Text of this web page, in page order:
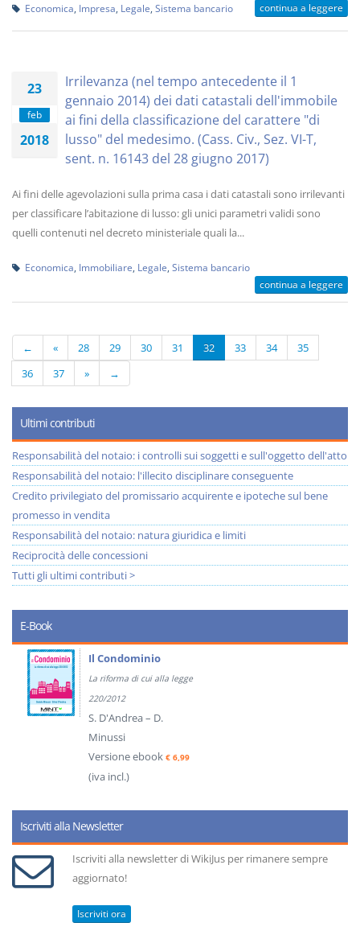
Economica Impresa Legale Sistema bancario continua a leggere
23
feb
2018
Irrilevanza (nel tempo antecedente il 1
gennaio 2014) dei dati catastali dell'immobile
ai fini della classificazione del carattere "di
lusso" del medesimo. (Cass. Civ., Sez. VI-T,
sent. n. 16143 del 28 giugno 2017)
Ai fini delle agevolazioni sulla prima casa i dati catastali sono irrilevanti
per classificare l’abitazione di lusso: gli unici parametri validi sono
quelli contenuti nel decreto ministeriale quali la...
Economica Immobiliare Legale Sistema bancario
continua a leggere
← « 28 29 30 31 32 33 34
35
36
37 » →
Ultimi contributi
Responsabilità del notaio: i controlli sui soggetti e sull'oggetto dell'atto
Responsabilità del notaio: l'illecito disciplinare conseguente
Credito privilegiato del promissario acquirente e ipoteche sul bene
promesso in vendita
Responsabilità del notaio: natura giuridica e limiti
Reciprocità delle concessioni
Tutti gli ultimi contributi >
E-Book
Il Condominio
La riforma di cui alla legge
220/2012
S. D'Andrea – D.
Minussi
Versione ebook € 6,99
(iva incl.)
Iscriviti alla Newsletter
Iscriviti alla newsletter di WikiJus per rimanere sempre
aggiornato!
Iscriviti ora